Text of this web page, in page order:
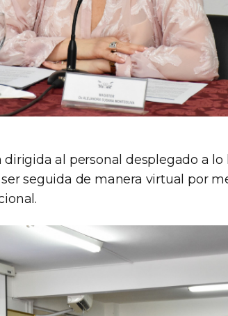
al personal desplegado a lo
seguida de manera virtual por